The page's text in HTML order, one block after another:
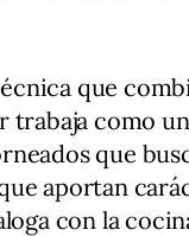
que
como
que
aportan
con la